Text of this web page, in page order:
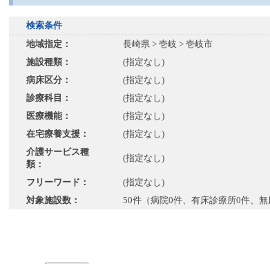
検索条件
地域指定：
長崎県 > 壱岐 > 壱岐市
施設種類：
(指定なし)
病床区分：
(指定なし)
診療科目：
(指定なし)
医療機能：
(指定なし)
在宅療養支援：
(指定なし)
介護サービス種
類：
(指定なし)
フリーワード：
(指定なし)
対象施設数：
50件（病院0件、有床診療所0件、